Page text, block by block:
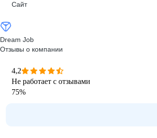
Сайт
Dream Job
Отзывы о компании
4,2
Не работает с отзывами
75%